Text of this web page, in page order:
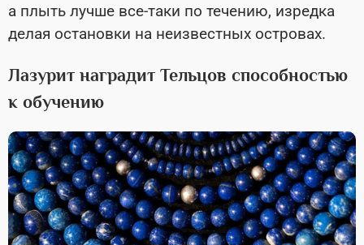
а плыть лучше все-таки по течению, изредка
делая остановки на неизвестных островах.
Лазурит наградит Тельцов способностью
к обучению